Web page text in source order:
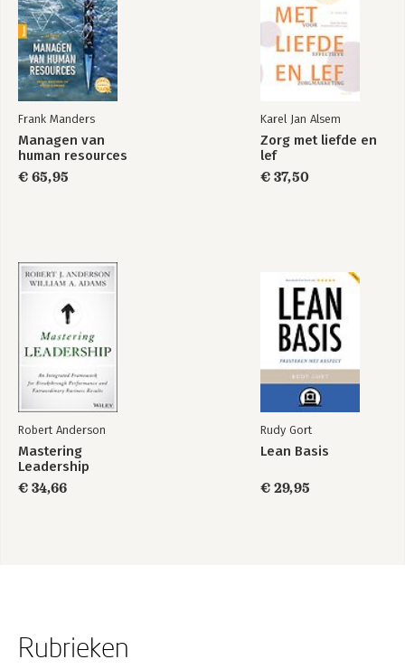
Financieel
management voor
de niet-financiële
manager, deel 3:
Financiële
beheeraspecten
Bedrijfskundige
aspecten in de zorg
Bekijk alle boeken
Frank Manders
Managen van
human resources
€ 65,95
Karel Jan Alsem
Zorg met liefde en
lef
€ 37,50
Robert Anderson
Mastering
Leadership
€ 34,66
Rudy Gort
Lean Basis
€ 29,95
Rubrieken